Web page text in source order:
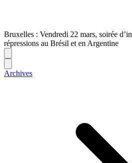
Bruxelles : Vendredi 22 mars, soirée
répressions au Brésil et en Argentine
Archives